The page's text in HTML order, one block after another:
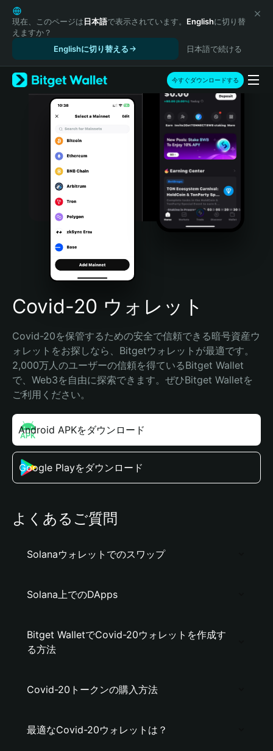
English
日本語
Tiếng Việt
Español (Latinoamérica)
Türkçe
Italiano
Português (Portugal)
Bahasa Indonesia
Português (Brasil)
Español (Argentina)
現在、このページは日本語で表示されています。 Englishに切り替
えますか？
Englishに切り替える
日本語で続ける
今すぐダウンロードする
Covid-20 ウォレット
Covid-20を保管するための安全で信頼できる暗号資産ウ
ォレットをお探しなら、Bitgetウォレットが最適です。
2,000万人のユーザーの信頼を得ているBitget Wallet
で、Web3を自由に探索できます。ぜひBitget Walletを
ご利用ください。
Android APKをダウンロード
Google Playをダウンロード
よくあるご質問
Solanaウォレットでのスワップ
Solana上でのDApps
Bitget WalletでCovid-20ウォレットを作成す
る方法
Covid-20トークンの購入方法
最適なCovid-20ウォレットは？